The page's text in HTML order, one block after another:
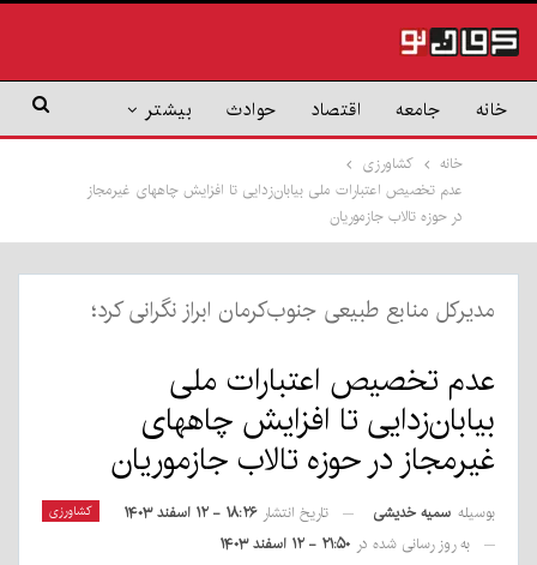
خانه جامعه اقتصاد حوادث بیشتر
خانه
کشاورزی
عدم تخصیص اعتبارات ملی بیابان‌زدایی تا افزایش چاههای غیرمجاز
در حوزه تالاب جازموریان
مدیرکل منابع طبیعی جنوب‌کرمان ابراز نگرانی کرد؛
عدم تخصیص اعتبارات ملی
بیابان‌زدایی تا افزایش چاههای
غیرمجاز در حوزه تالاب جازموریان
کشاورزی بوسیله سمیه خدیشی تاریخ انتشار ۱۸:۲۶ - ۱۲ اسفند ۱۴۰۳
به روز رسانی شده در ۲۱:۵۰ - ۱۲ اسفند ۱۴۰۳